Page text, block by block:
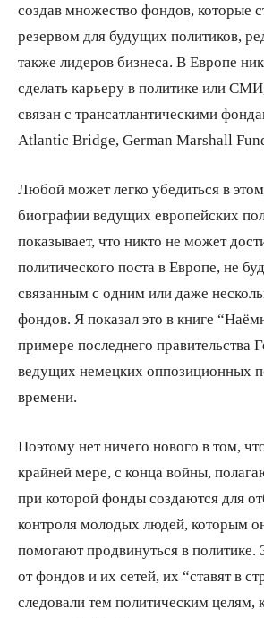
создав множество фондов, которые
резервом для будущих политиков,
также лидеров бизнеса. В Европе
сделать карьеру в политике или
связан с трансатлантическими
Atlantic Bridge, German Marshall
Любой может легко убедиться в
биографии ведущих европейских
показывает, что никто не может
политического поста в Европе, не
связанным с одним или даже
фондов. Я показал это в книге
примере последнего правительства
ведущих немецких оппозиционных
времени.
Поэтому нет ничего нового в том,
крайней мере, с конца войны,
при которой фонды создаются для
контроля молодых людей, которым
помогают продвинуться в политике.
от фондов и их сетей, их “ставят в
следовали тем политическим целям,